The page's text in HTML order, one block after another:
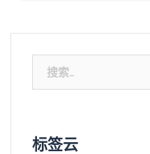
索：
标签云